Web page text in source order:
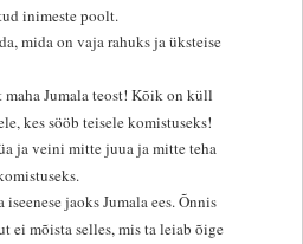
inimeste poolt.
mida on vaja rahuks ja üksteise
maha Jumala teost! Kõik on küll
kes sööb teisele komistuseks!
ja veini mitte juua ja mitte teha
jaoks Jumala ees. Õnnis
ei mõista selles, mis ta leiab õige